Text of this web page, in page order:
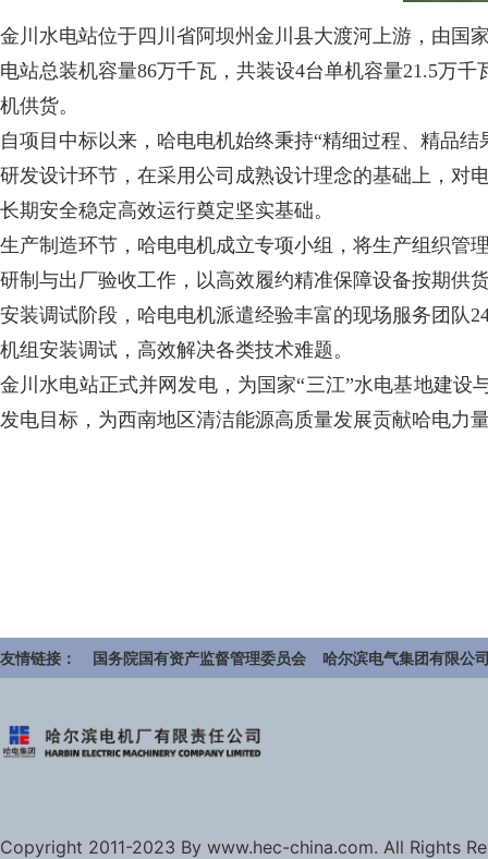
金川水电站位于四川省阿坝州金川县大渡河上游，由国
电站总装机容量86万千瓦，共装设4台单机容量21.5万
机供货。
自项目中标以来，哈电电机始终秉持“精细过程、精品
研发设计环节，在采用公司成熟设计理念的基础上，对
长期安全稳定高效运行奠定坚实基础。
生产制造环节，哈电电机成立专项小组，将生产组织管
研制与出厂验收工作，以高效履约精准保障设备按期供
安装调试阶段，哈电电机派遣经验丰富的现场服务团队
机组安装调试，高效解决各类技术难题。
金川水电站正式并网发电，为国家“三江”水电基地建
发电目标，为西南地区清洁能源高质量发展贡献哈电力
友情链接： 国务院国有资产监督管理委员会 哈尔滨电气集团有限公
Copyright 2011-2023 By www.hec-china.com. All Rights